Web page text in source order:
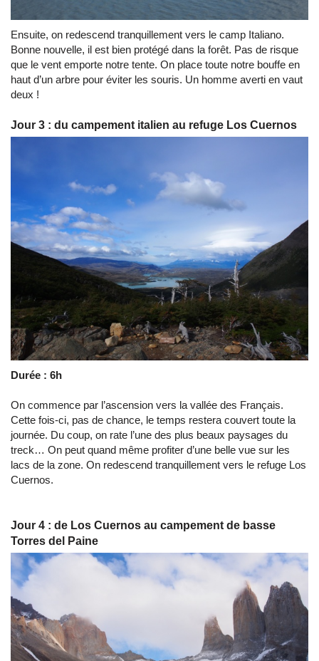
Ensuite, on redescend tranquillement vers le camp Italiano.
Bonne nouvelle, il est bien protégé dans la forêt. Pas de risque
que le vent emporte notre tente. On place toute notre bouffe en
haut d’un arbre pour éviter les souris. Un homme averti en vaut
deux !
Jour 3 : du campement italien au refuge Los Cuernos
Durée : 6h
On commence par l’ascension vers la vallée des Français.
Cette fois-ci, pas de chance, le temps restera couvert toute la
journée. Du coup, on rate l’une des plus beaux paysages du
treck… On peut quand même profiter d’une belle vue sur les
lacs de la zone. On redescend tranquillement vers le refuge Los
Cuernos.
Jour 4 : de Los Cuernos au campement de basse
Torres del Paine